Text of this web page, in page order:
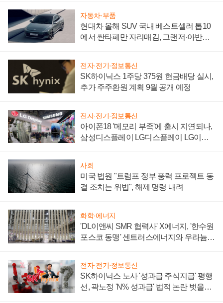
자동차·부품
현대차 올해 SUV 국내 베스트셀러 톱10
에서 싼타페만 자리매김, 그랜저·아반떼
전자·전기·정보통신
SK하이닉스 1주당 375원 현금배당 실시,
추가 주주환원 계획 9월 공개 예정
전자·전기·정보통신
아이폰18 '메모리 부족'에 출시 지연되나,
삼성디스플레이 LG디스플레이 LG이노
사회
미국 법원 "트럼프 정부 풍력 프로젝트 동
결 조치는 위법", 해제 명령 내려
화학·에너지
'DL이앤씨 SMR 협력사' X에너지, '한수원
포스코 동맹' 센트러스에너지와 우라늄
전자·전기·정보통신
SK하이닉스 노사 '성과급 주식지급' 평행
선, 곽노정 'N% 성과급' 법적 논란 벗을지